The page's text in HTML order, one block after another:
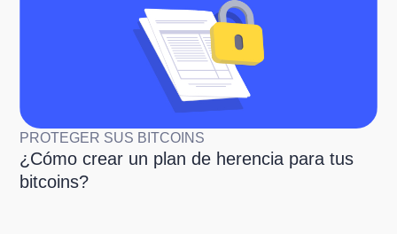
PROTEGER SUS BITCOINS
¿Cómo crear un plan de herencia para tus
bitcoins?